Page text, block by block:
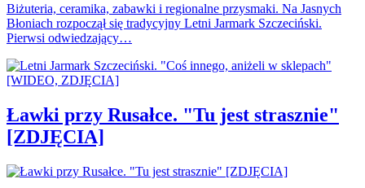
Biżuteria, ceramika, zabawki i regionalne przysmaki. Na Jasnych
Błoniach rozpoczął się tradycyjny Letni Jarmark Szczeciński.
Pierwsi odwiedzający…
Ławki przy Rusałce. "Tu jest strasznie"
[ZDJĘCIA]